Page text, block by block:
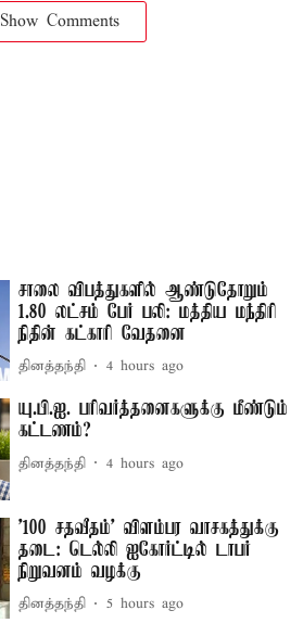
Show Comments
சாலை விபத்துகளில் ஆண்டுதோறும்
1.80 லட்சம் பேர் பலி: மத்திய மந்திரி
நிதின் கட்காரி வேதனை
தினத்தந்தி 4 hours ago
யு.பி.ஐ. பரிவர்த்தனைகளுக்கு மீண்டும்
கட்டணம்?
தினத்தந்தி 4 hours ago
'100 சதவீதம்' விளம்பர வாசகத்துக்கு
தடை: டெல்லி ஐகோர்ட்டில் டாபர்
நிறுவனம் வழக்கு
தினத்தந்தி 5 hours ago